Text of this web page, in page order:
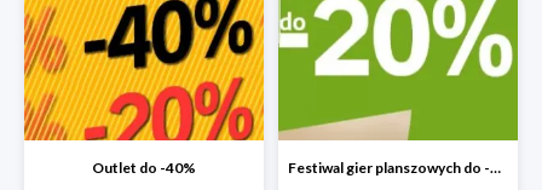
Outlet do -40% Festiwal gier planszowych do -20%